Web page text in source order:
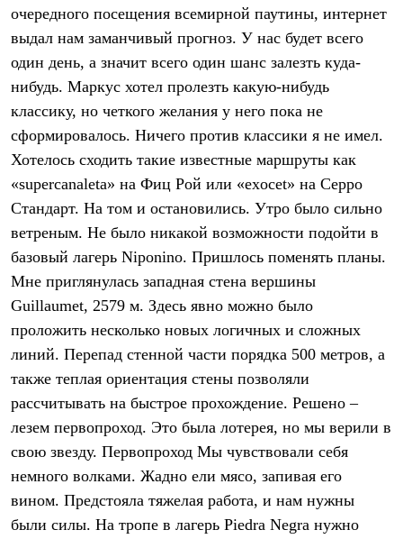
Брюки
Утепленная синтетикой
Комбинезоны
Куртки
Лёгкая одежда
Футболки
Толстовки
Брюки
Софтшелл одежда
Куртки
Флисовая одежда
Куртки
Брюки
Жилеты
Комбинезоны
Термобелье
Комплект термобелья
Снаряжение
Палатки и тенты
Палатки
Аксессуары для палаток
Рюкзаки
Легкоходные
Альпинистские
Городские
Аксессуары для рюкзаков
Спальные мешки
Пуховые
очередного посещения всемирной паутины, интернет
выдал нам заманчивый прогноз. У нас будет всего
один день, а значит всего один шанс залезть куда-
нибудь. Маркус хотел пролезть какую-нибудь
классику, но четкого желания у него пока не
сформировалось. Ничего против классики я не имел.
Хотелось сходить такие известные маршруты как
«supercanaleta» на Фиц Рой или «exocet» на Серро
Стандарт. На том и остановились. Утро было сильно
ветреным. Не было никакой возможности подойти в
базовый лагерь Niponino. Пришлось поменять планы.
Мне приглянулась западная стена вершины
Guillaumet, 2579 м. Здесь явно можно было
проложить несколько новых логичных и сложных
линий. Перепад стенной части порядка 500 метров, а
также теплая ориентация стены позволяли
рассчитывать на быстрое прохождение. Решено –
лезем первопроход. Это была лотерея, но мы верили в
свою звезду. Первопроход Мы чувствовали себя
немного волками. Жадно ели мясо, запивая его
вином. Предстояла тяжелая работа, и нам нужны
были силы. На тропе в лагерь Piedra Negra нужно